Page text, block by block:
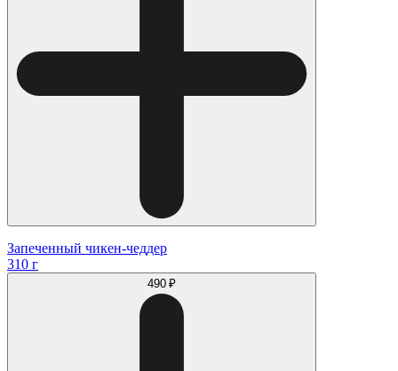
Запеченный чикен-чеддер
310 г
490 ₽